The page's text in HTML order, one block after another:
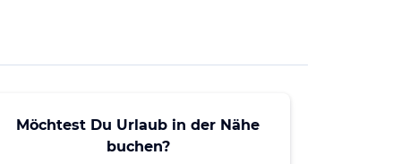
Möchtest Du Urlaub in der Nähe
buchen?